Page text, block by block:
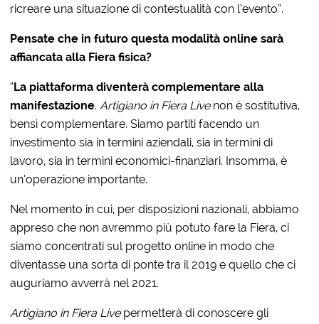
ricreare una situazione di contestualità con l’evento”.
Pensate che in futuro questa modalità online sarà
affiancata alla Fiera fisica?
“La piattaforma diventerà complementare alla
manifestazione.Artigiano in Fiera Livenon è sostitutiva,
bensì complementare. Siamo partiti facendo un
investimento sia in termini aziendali, sia in termini di
lavoro, sia in termini economici-finanziari. Insomma, è
un’operazione importante.
Nel momento in cui, per disposizioni nazionali, abbiamo
appreso che non avremmo più potuto fare la Fiera, ci
siamo concentrati sul progetto online in modo che
diventasse una sorta di ponte tra il 2019 e quello che ci
auguriamo avverrà nel 2021.
Artigiano in Fiera Livepermetterà di conoscere gli